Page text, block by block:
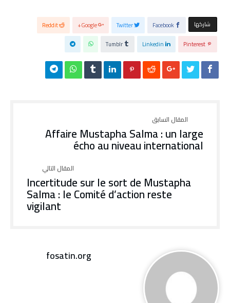
‫‫ شاركها‬ Facebook
Twitter
Google+
Reddit
Pinterest
Linkedin
Tumblr
Affaire Mustapha Salma : un large
écho au niveau international
Incertitude sur le sort de Mustapha
Salma : le Comité d’action reste
vigilant
fosatin.org